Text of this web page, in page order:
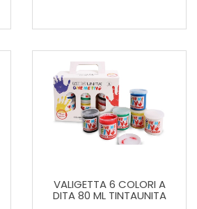
VALIGETTA 6 COLORI A
DITA 80 ML TINTAUNITA